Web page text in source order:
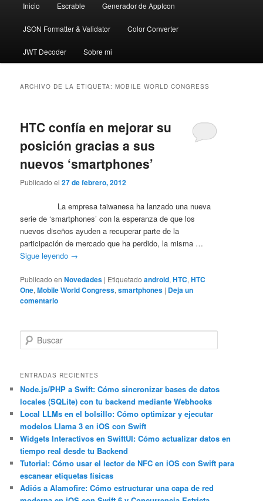
Inicio Escrable Generador de AppIcon
JSON Formatter & Validator Color Converter
JWT Decoder Sobre mi
ARCHIVO DE LA ETIQUETA:MOBILE WORLD CONGRESS
HTC confía en mejorar su
posición gracias a sus
nuevos ‘smartphones’
Publicado el27 de febrero, 2012
La empresa taiwanesa ha lanzado una nueva
serie de ‘smartphones’ con la esperanza de que los
nuevos diseños ayuden a recuperar parte de la
participación de mercado que ha perdido, la misma …
Sigue leyendo →
Publicado en Novedades | Etiquetado android,HTC,HTC
One,Mobile World Congress,smartphones | Deja un
comentario
u
c
a
r
ENTRADAS RECIENTES
Node.js/PHP a Swift: Cómo sincronizar bases de datos
locales (SQLite) con tu backend mediante Webhooks
Local LLMs en el bolsillo: Cómo optimizar y ejecutar
modelos Llama 3 en iOS con Swift
Widgets Interactivos en SwiftUI: Cómo actualizar datos en
tiempo real desde tu Backend
Tutorial: Cómo usar el lector de NFC en iOS con Swift para
escanear etiquetas físicas
Adiós a Alamofire: Cómo estructurar una capa de red